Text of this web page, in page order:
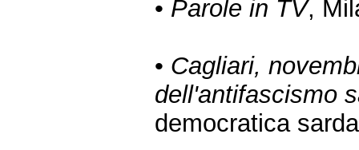
• Parole in TV,
• Cagliari,
dell'antifascismo
democratica